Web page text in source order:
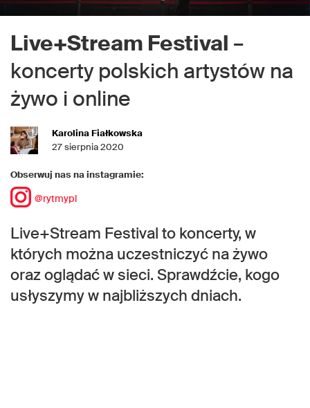
Live+Stream Festival –
koncerty polskich artystów na
żywo i online
Karolina Fiałkowska
27 sierpnia 2020
Obserwuj nas na instagramie:
@rytmypl
Live+Stream Festival to koncerty, w
których można uczestniczyć na żywo
oraz oglądać w sieci. Sprawdźcie, kogo
usłyszymy w najbliższych dniach.